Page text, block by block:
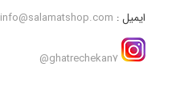
ایمیل : info@salamatshop.com
ghatrechekan7@